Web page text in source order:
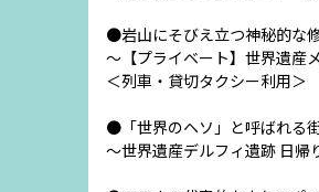
●岩山にそびえ立つ神秘的な
～【プライベート】世界遺産
＜列車・貸切タクシー利用＞
●「世界のヘソ」と呼ばれる
～世界遺産デルフィ遺跡 日帰